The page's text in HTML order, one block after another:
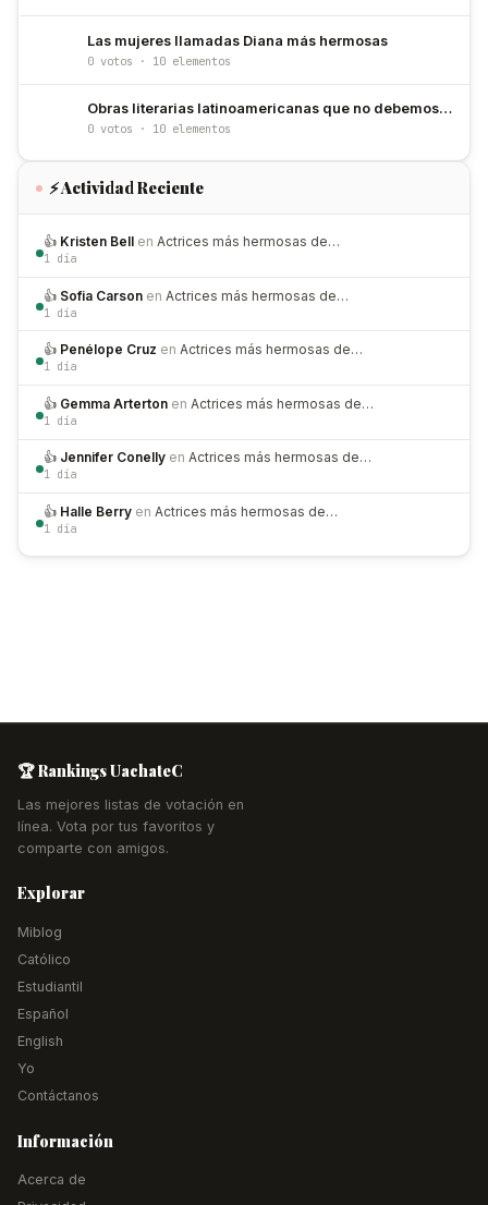
Las mujeres llamadas Diana más hermosas
0 votos · 10 elementos
Obras literarias latinoamericanas que no debemos dejar de leer
0 votos · 10 elementos
⚡ Actividad Reciente
👍 Kristen Bell en Actrices más hermosas de…
1 día
👍 Sofia Carson en Actrices más hermosas de…
1 día
👍 Penélope Cruz en Actrices más hermosas de…
1 día
👍 Gemma Arterton en Actrices más hermosas de…
1 día
👍 Jennifer Conelly en Actrices más hermosas de…
1 día
👍 Halle Berry en Actrices más hermosas de…
1 día
🏆 Rankings UachateC
Las mejores listas de votación en
línea. Vota por tus favoritos y
comparte con amigos.
Explorar
Miblog
Católico
Estudiantil
Español
English
Yo
Contáctanos
Información
Acerca de